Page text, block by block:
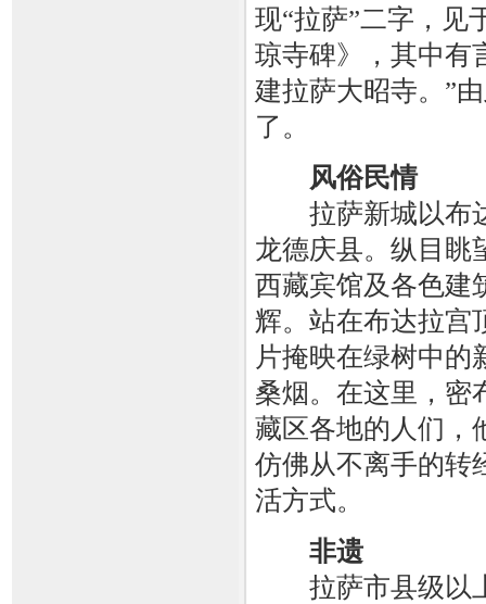
现“拉萨”二字，见
琼寺碑》，其中有
建拉萨大昭寺。”
了。
风俗民情
拉萨新城以布达
龙德庆县。纵目眺
西藏宾馆及各色建
辉。站在布达拉宫
片掩映在绿树中的
桑烟。在这里，密
藏区各地的人们，
仿佛从不离手的转
活方式。
非遗
拉萨市县级以上